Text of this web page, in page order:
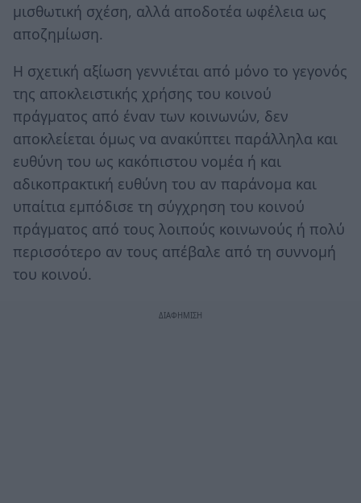
μισθωτική σχέση, αλλά αποδοτέα ωφέλεια ως
αποζημίωση.
Η σχετική αξίωση γεννιέται από μόνο το γεγονός
της αποκλειστικής χρήσης του κοινού
πράγματος από έναν των κοινωνών, δεν
αποκλείεται όμως να ανακύπτει παράλληλα και
ευθύνη του ως κακόπιστου νομέα ή και
αδικοπρακτική ευθύνη του αν παράνομα και
υπαίτια εμπόδισε τη σύγχρηση του κοινού
πράγματος από τους λοιπούς κοινωνούς ή πολύ
περισσότερο αν τους απέβαλε από τη συννομή
του κοινού.